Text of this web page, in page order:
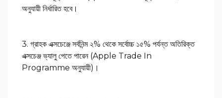
অনুযায়ী নির্ধারিত হবে।
3. গ্রাহক এক্সচেঞ্জে সর্বনিন্ম ২% থেকে সর্বোচ্চ ১৫% পর্যন্ত অতিরিক্ত
এক্সচেঞ্জ ভ্যালু পেতে পারেন (Apple Trade In
Programme অনুযায়ী)।